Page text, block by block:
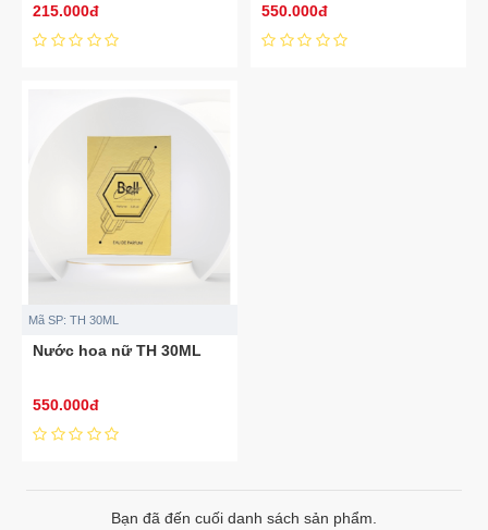
215.000đ 550.000đ
Mã SP: TH 30ML
Nước hoa nữ TH 30ML
550.000đ
Bạn đã đến cuối danh sách sản phẩm.